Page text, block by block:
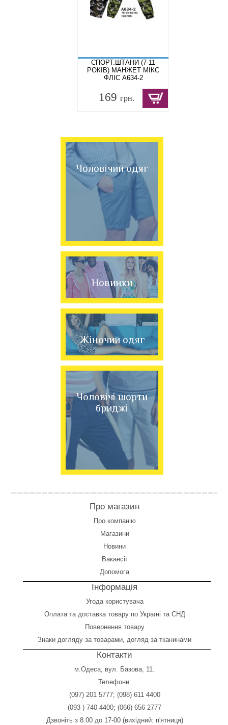
СПОРТ.ШТАНИ (7-11
РОКІВ) МАНЖЕТ МІКС
ФЛІС A634-2
169 грн.
Чоловічий одяг
Новинки
Жіночий одяг
Чоловічі шорти
бриджі
Про магазин
Про компанію
Магазини
Новини
Вакансії
Допомога
Інформація
Угода користувача
Оплата та доставка товару по Україні та СНД
Повернення товару
Знаки догляду за товарами, догляд за тканинами
Контакти
м.Одеса, вул. Базова, 11.
Телефони:
(097) 201 5777; (098) 611 4400
(093 ) 740 4400; (066) 656 2777
Дзвоніть з 8.00 до 17-00 (вихідний: п'ятниця)